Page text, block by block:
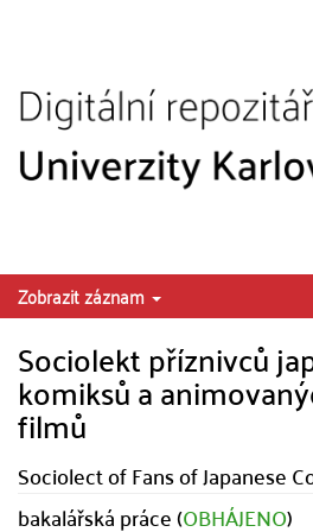
Zobrazit záznam
Sociolekt příznivců
komiksů a
filmů
Sociolect of Fans of Japanese
bakalářská práce (OBHÁJENO)